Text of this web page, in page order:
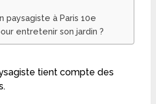
paysagiste à Paris 10e
entretenir son jardin ?
tient compte des